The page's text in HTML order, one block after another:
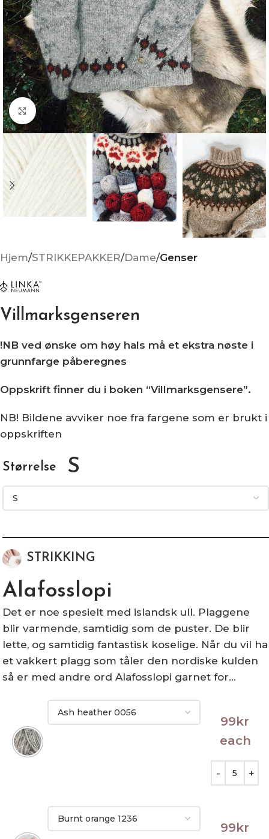
Click to enlarge
Hjem STRIKKEPAKKER Dame Genser
Villmarksgenseren
!NB ved ønske om høy hals må et ekstra nøste i
grunnfarge påberegnes
Oppskrift finner du i boken “Villmarksgensere”.
NB! Bildene avviker noe fra fargene som er brukt i
oppskriften
Størrelse S
STRIKKING
Alafosslopi
Det er noe spesielt med islandsk ull. Plaggene
blir varmende, samtidig som de puster. De blir
lette, og samtidig fantastisk koselige. Når du vil ha
et vakkert plagg som tåler den nordiske kulden
så er med andre ord Alafosslopi garnet for…
99kr
each
99kr